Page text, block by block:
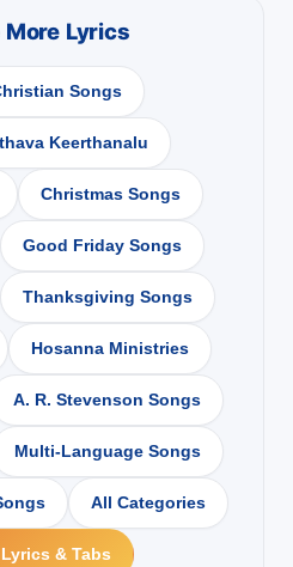
More Lyrics
Songs
Keerthanalu
Christmas Songs
Good Friday Songs
Thanksgiving Songs
Hosanna Ministries
A. R. Stevenson Songs
Multi-Language Songs
All Categories
& Tabs